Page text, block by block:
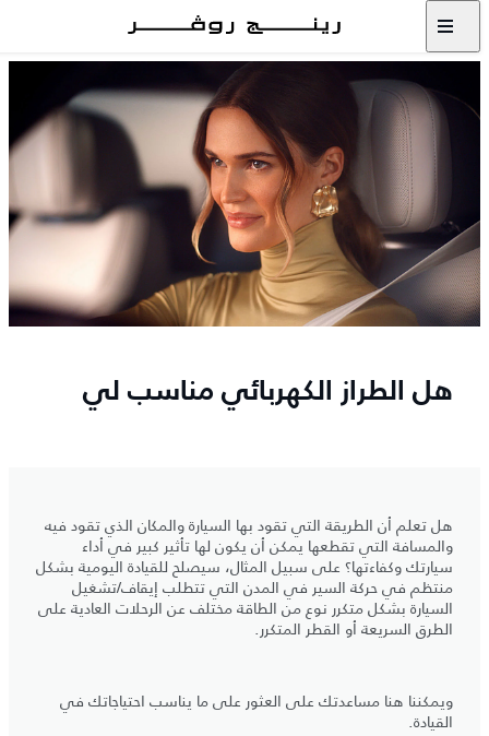
هل الطراز الكهربائي مناسب لي
هل تعلم أن الطريقة التي تقود بها السيارة والمكان الذي تقود فيه
والمسافة التي تقطعها يمكن أن يكون لها تأثير كبير في أداء
سيارتك وكفاءتها؟ على سبيل المثال، سيصلح للقيادة اليومية بشكل
منتظم في حركة السير في المدن التي تتطلب إيقاف/تشغيل
السيارة بشكل متكرر نوع من الطاقة مختلف عن الرحلات العادية على
الطرق السريعة أو القطر المتكرر.
ويمكننا هنا مساعدتك على العثور على ما يناسب احتياجاتك في
القيادة.